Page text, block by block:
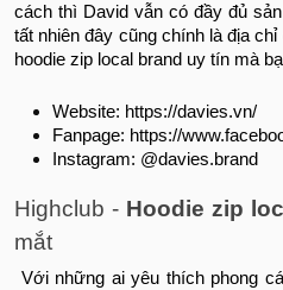
cách thì David vẫn có đầy đủ
tất nhiên đây cũng chính là địa
hoodie zip local brand uy tín mà
Website: https://davies.vn/
Fanpage: https://
Instagram: @davies.brand
Highclub - Hoodie zip
mắt
Với những ai yêu thích phong